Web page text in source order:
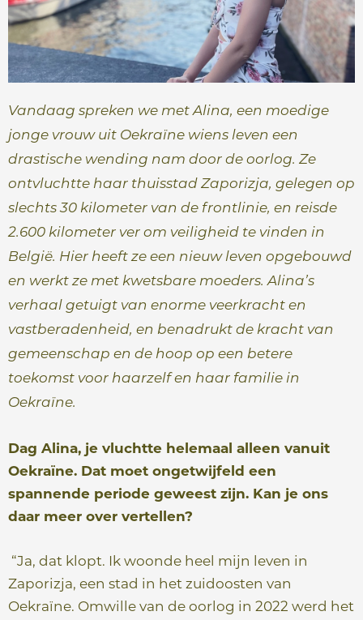
Vandaag spreken we met Alina, een moedige
jonge vrouw uit Oekraïne wiens leven een
drastische wending nam door de oorlog. Ze
ontvluchtte haar thuisstad Zaporizja, gelegen op
slechts 30 kilometer van de frontlinie, en reisde
2.600 kilometer ver om veiligheid te vinden in
België. Hier heeft ze een nieuw leven opgebouwd
en werkt ze met kwetsbare moeders. Alina’s
verhaal getuigt van enorme veerkracht en
vastberadenheid, en benadrukt de kracht van
gemeenschap en de hoop op een betere
toekomst voor haarzelf en haar familie in
Oekraïne.
Dag Alina, je vluchtte helemaal alleen vanuit
Oekraïne. Dat moet ongetwijfeld een
spannende periode geweest zijn. Kan je ons
daar meer over vertellen?
“Ja, dat klopt. Ik woonde heel mijn leven in
Zaporizja, een stad in het zuidoosten van
Oekraïne. Omwille van de oorlog in 2022 werd het